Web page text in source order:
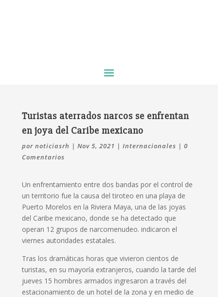
Turistas aterrados narcos se enfrentan
en joya del Caribe mexicano
por noticiasrh | Nov 5, 2021 | Internacionales | 0
Comentarios
Un enfrentamiento entre dos bandas por el control de
un territorio fue la causa del tiroteo en una playa de
Puerto Morelos en la Riviera Maya, una de las joyas
del Caribe mexicano, donde se ha detectado que
operan 12 grupos de narcomenudeo. indicaron el
viernes autoridades estatales.
Tras los dramáticas horas que vivieron cientos de
turistas, en su mayoría extranjeros, cuando la tarde del
jueves 15 hombres armados ingresaron a través del
estacionamiento de un hotel de la zona y en medio de